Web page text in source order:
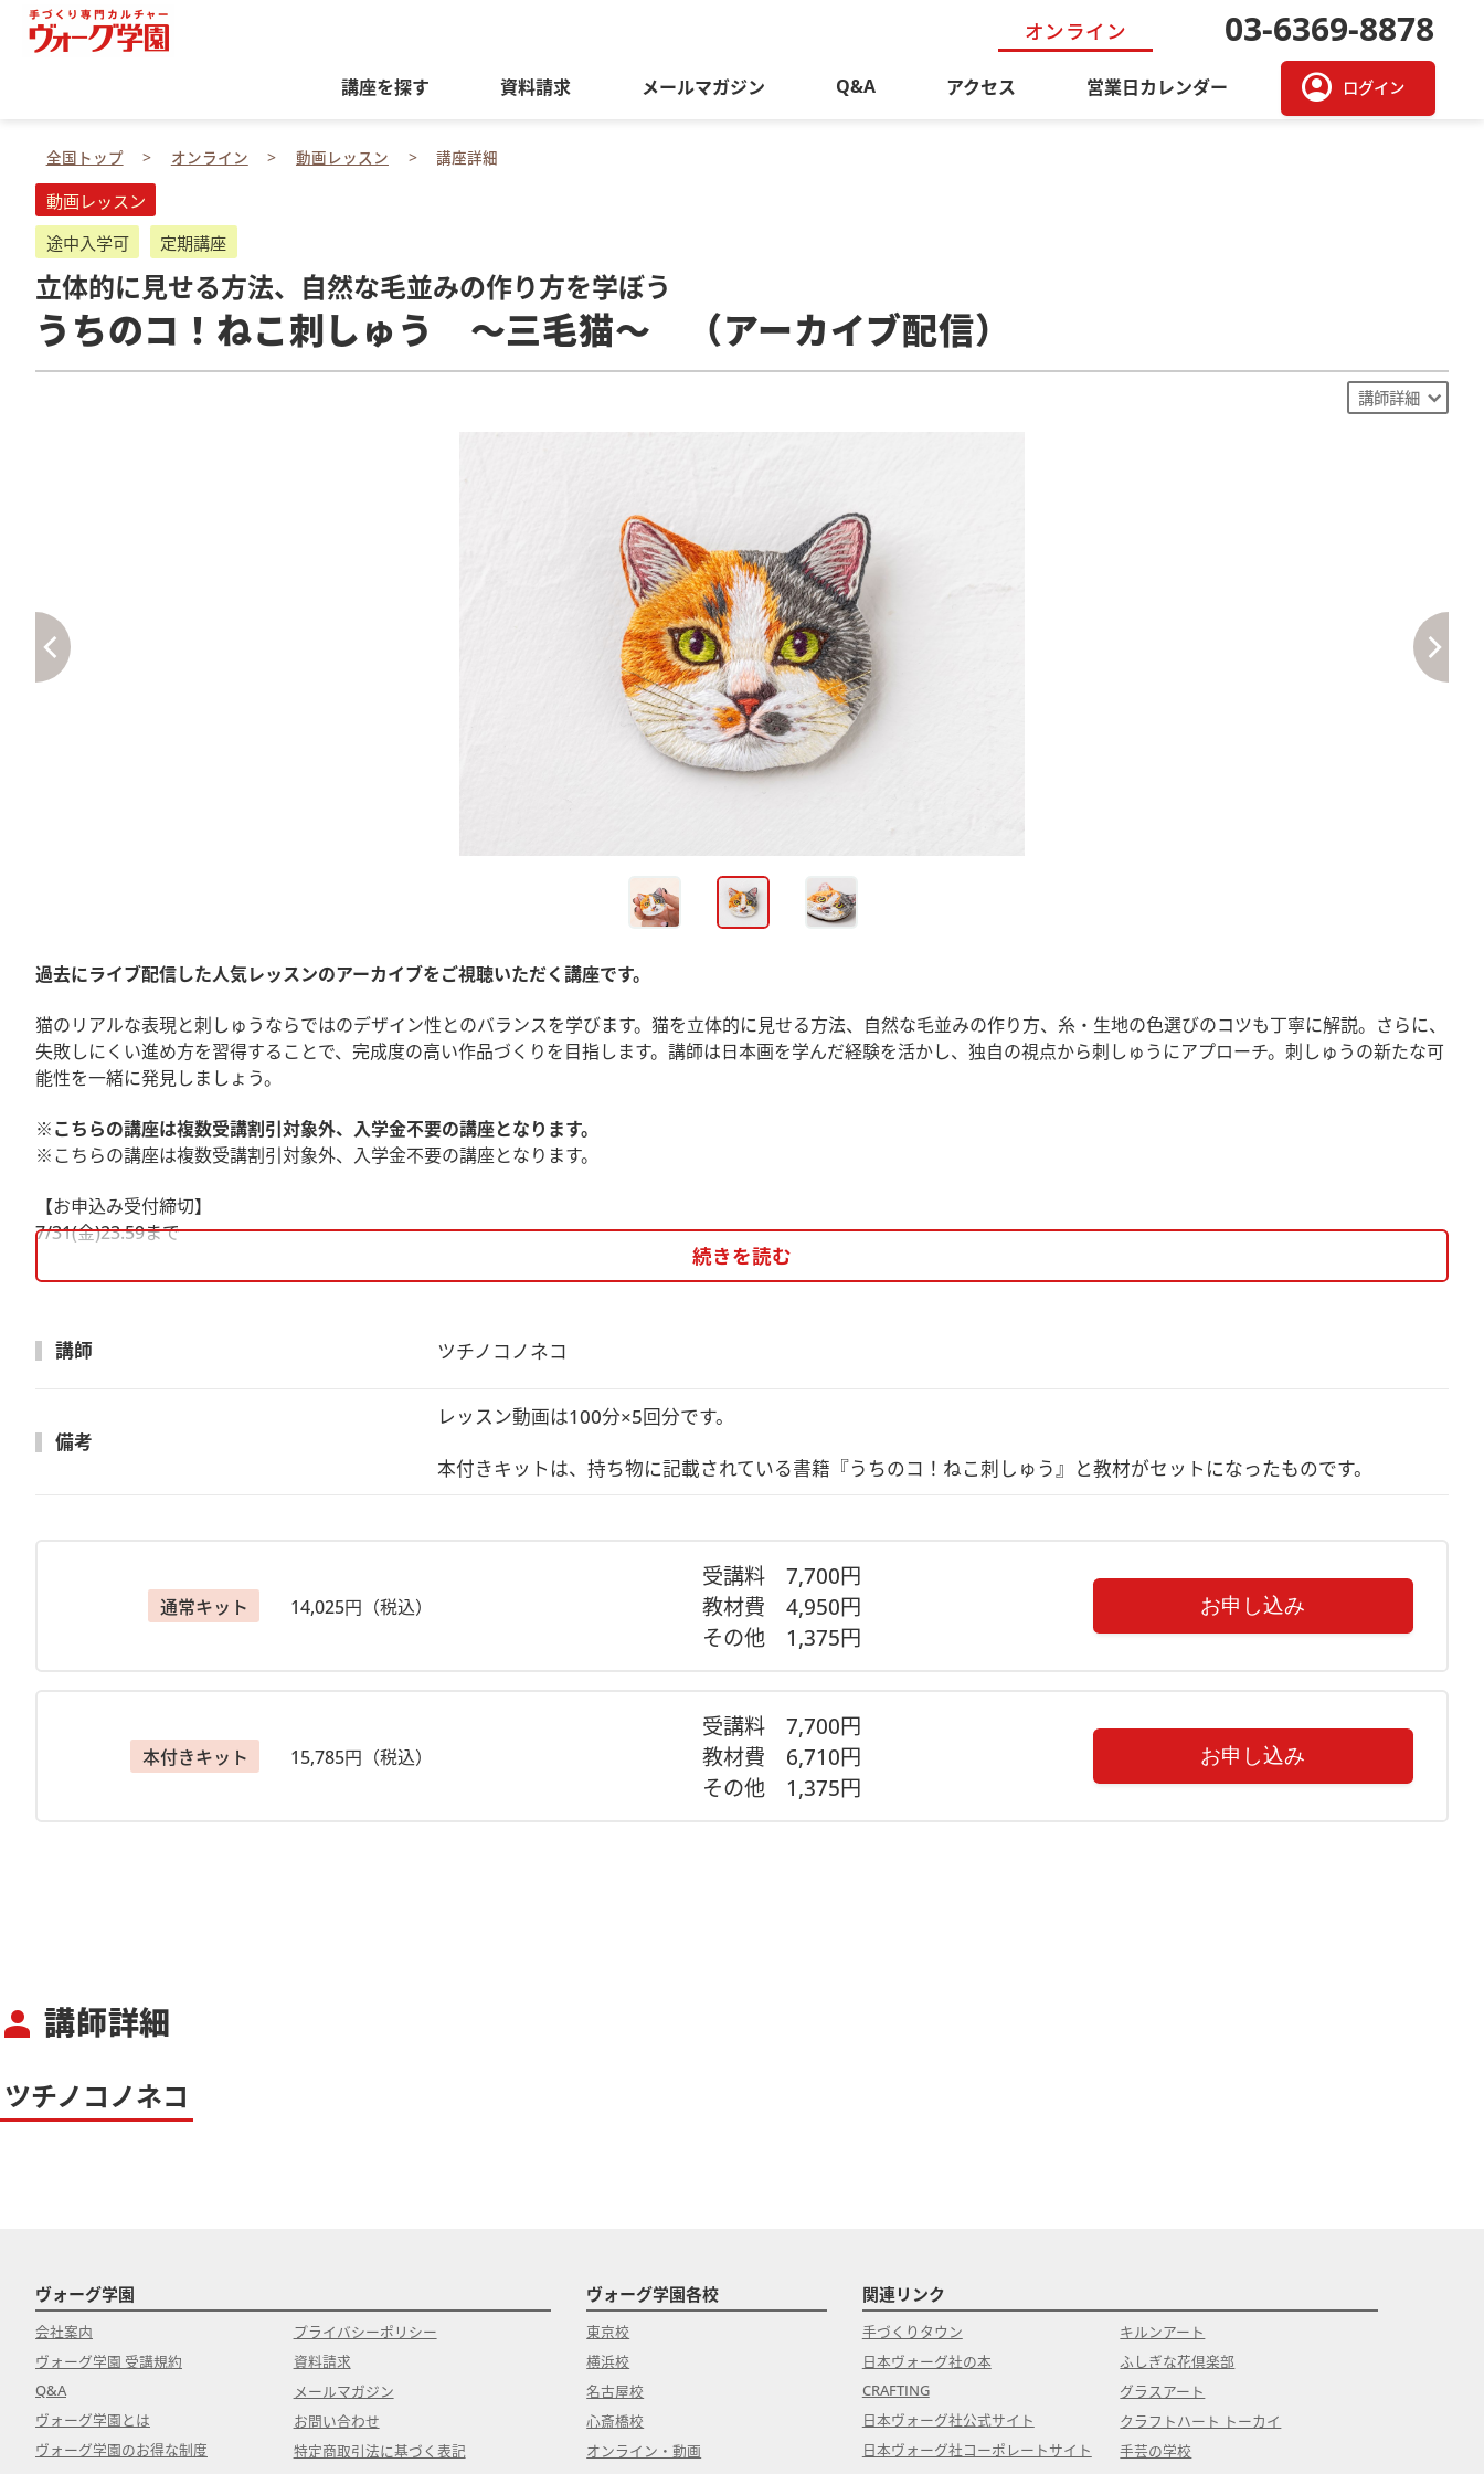
オンライン 03-6369-8878
講座を探す 資料請求 メールマガジン Q&A アクセス 営業日カレンダー account_circle ログイン
全国トップ オンライン 動画レッスン 講座詳細
動画レッスン
途中入学可
定期講座
立体的に見せる方法、自然な毛並みの作り方を学ぼう
うちのコ！ねこ刺しゅう ～三毛猫～ （アーカイブ配信）
講師詳細
過去にライブ配信した人気レッスンのアーカイブをご視聴いただく講座です。
猫のリアルな表現と刺しゅうならではのデザイン性とのバランスを学びます。猫を立体的に見せる方法、自然な毛並みの作り方、糸・生地の色選びのコツも丁寧に解説。さらに、
失敗しにくい進め方を習得することで、完成度の高い作品づくりを目指します。講師は日本画を学んだ経験を活かし、独自の視点から刺しゅうにアプローチ。刺しゅうの新たな可
能性を一緒に発見しましょう。
※こちらの講座は複数受講割引対象外、入学金不要の講座となります。
※こちらの講座は複数受講割引対象外、入学金不要の講座となります。
【お申込み受付締切】
7/31(金)23:59まで
【ご準備いただくもの】
ば細いチャコペン、講師は0.1mmのミリペンを使用)・鏡・ボンド・爪楊枝(5本くらい)・洗濯バサミ(数個)
・オリジナルキット、テキスト、ご案内用紙（アーカイブ視聴方法など）
※6/20までにご予約ご入金いただいた場合は6月中に教材は発送いたします
※上記以降の場合はご入金後7日～10日程度で発送いたします
◆［事前にお届けするもの］をお受け取りになりましたら、同梱の＂ご案内用紙＂をよく読み、材料キットの内容物が揃っているかご確認をお願い致します。
ヴォーグ学園オンライン事業部
続きを読む
講師 ツチノコノネコ
備考
レッスン動画は100分×5回分です。
本付きキットは、持ち物に記載されている書籍『うちのコ！ねこ刺しゅう』と教材がセットになったものです。
通常キット 14,025円（税込）
受講料7,700円
教材費4,950円
その他 1,375円
お申し込み
本付きキット 15,785円（税込）
受講料7,700円
教材費 6,710円
その他 1,375円
お申し込み
person 講師詳細
ツチノコノネコ
ヴォーグ学園
会社案内
ヴォーグ学園 受講規約
Q&A
ヴォーグ学園とは
ヴォーグ学園のお得な制度
プライバシーポリシー
資料請求
メールマガジン
お問い合わせ
特定商取引法に基づく表記
ヴォーグ学園各校
東京校
横浜校
名古屋校
心斎橋校
オンライン・動画
関連リンク
手づくりタウン
日本ヴォーグ社の本
CRAFTING
日本ヴォーグ社公式サイト
日本ヴォーグ社コーポレートサイト
キルンアート
ふしぎな花倶楽部
グラスアート
クラフトハート トーカイ
手芸の学校